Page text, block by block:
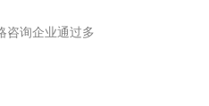
咨询企业通过多